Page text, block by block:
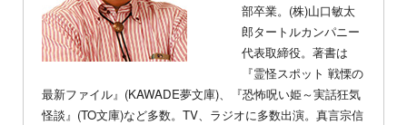
部卒業。(株)山口敏太
郎タートルカンパニー
代表取締役。著書は
『霊怪スポット 戦慄の
最新ファイル』(KAWADE夢文庫)、『恐怖呪い姫～実話狂気
怪談』(TO文庫)など多数。TV、ラジオに多数出演。真言宗信